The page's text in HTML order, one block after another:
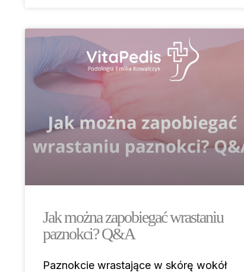
Jak można zapobiegać wrastaniu
paznokci? Q&A
Paznokcie wrastające w skórę wokół